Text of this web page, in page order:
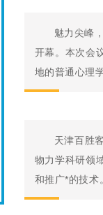
魅力尖峰
开幕。本次会
地的普通心理
天津百胜
物力学科研领
和推广*的技术